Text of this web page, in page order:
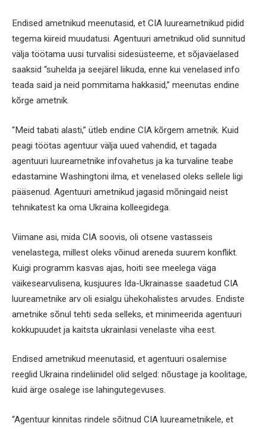
Endised ametnikud meenutasid, et CIA luureametnikud pidid
tegema kiireid muudatusi. Agentuuri ametnikud olid sunnitud
välja töötama uusi turvalisi sidesüsteeme, et sõjaväelased
saaksid “suhelda ja seejärel liikuda, enne kui venelased info
teada said ja neid pommitama hakkasid,” meenutas endine
kõrge ametnik.
“Meid tabati alasti,” ütleb endine CIA kõrgem ametnik. Kuid
peagi töötas agentuur välja uued vahendid, et tagada
agentuuri luureametnike infovahetus ja ka turvaline teabe
edastamine Washingtoni ilma, et venelased oleks sellele ligi
pääsenud. Agentuuri ametnikud jagasid mõningaid neist
tehnikatest ka oma Ukraina kolleegidega.
Viimane asi, mida CIA soovis, oli otsene vastasseis
venelastega, millest oleks võinud areneda suurem konflikt.
Kuigi programm kasvas ajas, hoiti see meelega väga
väikesearvulisena, kusjuures Ida-Ukrainasse saadetud CIA
luureametnike arv oli esialgu ühekohalistes arvudes. Endiste
ametnike sõnul tehti seda selleks, et minimeerida agentuuri
kokkupuudet ja kaitsta ukrainlasi venelaste viha eest.
Endised ametnikud meenutasid, et agentuuri osalemise
reeglid Ukraina rindeliinidel olid selged: nõustage ja koolitage,
kuid ärge osalege ise lahingutegevuses.
“Agentuur kinnitas rindele sõitnud CIA luureametnikele, et